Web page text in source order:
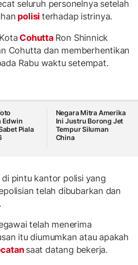
seluruh personelnya setelah
polisi terhadap istrinya.
Cohutta Ron Shinnick
Cohutta dan memberhentikan
Rabu waktu setempat.
Edwin
Piala
Negara Mitra Amerika
Ini Justru Borong Jet
Tempur Siluman
China
pintu kantor polisi yang
telah dibubarkan dan
telah menerima
itu diumumkan atau apakah
saat datang bekerja.